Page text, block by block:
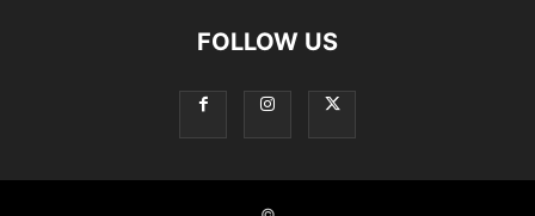
FOLLOW US